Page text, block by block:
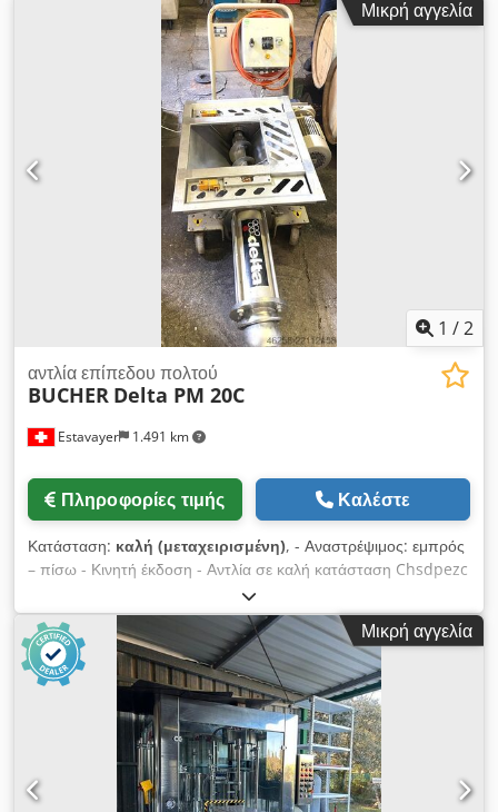
πολλαπλών ακροφυσίων στη δεξαμενή. Αντλία προϊόντος:
Βαλβίδα ελέγχου εισόδου του προϊόντος Γυαλί οράσεως στην
είσοδο του προϊόντος Βαλβίδα ελέγχου πίεσης CO2 για
εγκατάσταση στη φιάλη CO2 Γυαλί οράσεως στο δοχείο πίεσης
Μέγ. Πίεση: 6 bar incl. ηλεκτρονικός έλεγχος συμπεριλ.
ενισχυτική αντλία Chedpfxscx Smbe Al Aea
Μικρή αγγελία
1 /2
Estavayer 1.491 km
αντλία επίπεδου πολτού
BUCHER Delta PM 20C
Πληροφορίες τιμής Καλέστε
Κατάσταση: καλή (μεταχειρισμένη), - Αναστρέψιμος: εμπρός
– πίσω - Κινητή έκδοση - Αντλία σε καλή κατάσταση Chsdpezc
Μικρή αγγελία